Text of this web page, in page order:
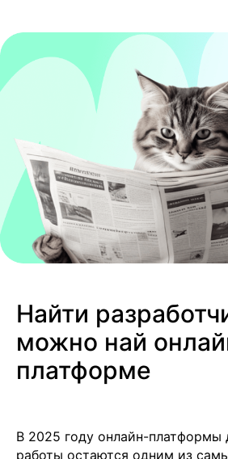
Найти
можно най
платформе
В 2025 году онлайн-платформы
работы остаются одним из